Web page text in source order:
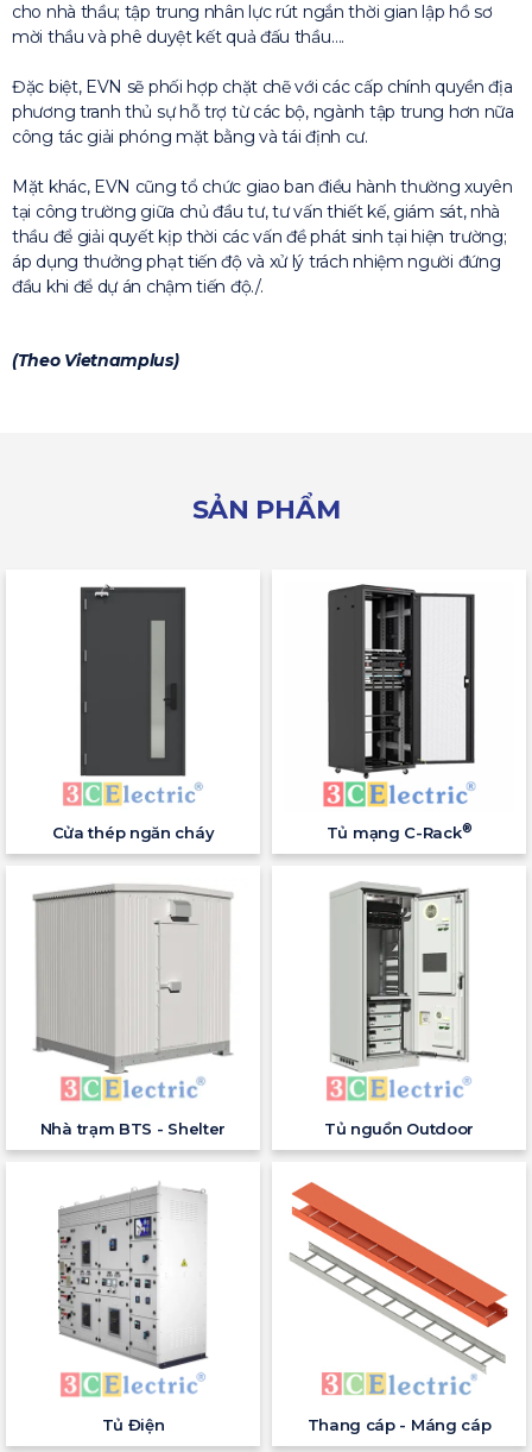
cho nhà thầu; tập trung nhân lực rút ngắn thời gian lập hồ sơ
mời thầu và phê duyệt kết quả đấu thầu….
Đặc biệt, EVN sẽ phối hợp chặt chẽ với các cấp chính quyền địa
phương tranh thủ sự hỗ trợ từ các bộ, ngành tập trung hơn nữa
công tác giải phóng mặt bằng và tái định cư.
Mặt khác, EVN cũng tổ chức giao ban điều hành thường xuyên
tại công trường giữa chủ đầu tư, tư vấn thiết kế, giám sát, nhà
thầu để giải quyết kịp thời các vấn đề phát sinh tại hiện trường;
áp dụng thưởng phạt tiến độ và xử lý trách nhiệm người đứng
đầu khi để dự án chậm tiến độ./.
(Theo Vietnamplus)
SẢN PHẨM
Cửa thép ngăn cháy Tủ mạng C-Rack®
Nhà trạm BTS - Shelter Tủ nguồn Outdoor
Tủ Điện Thang cáp - Máng cáp